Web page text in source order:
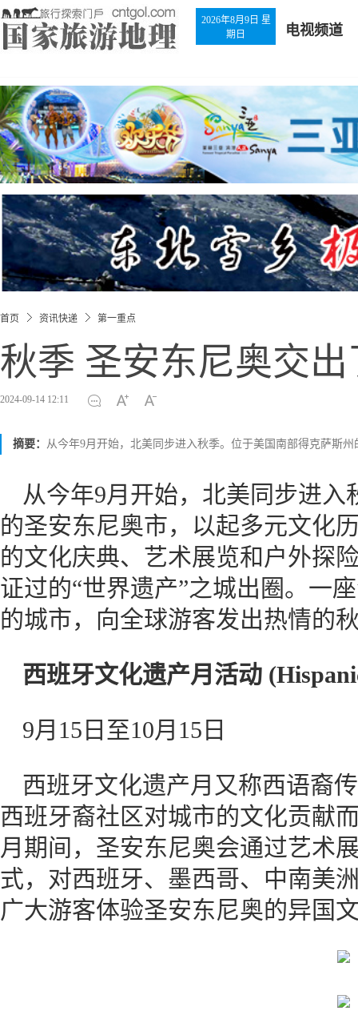
2026年8月9日 星
期日
电视频道
首页 资讯快递 第一重点
秋季 圣安东尼奥交
2024-09-14 12:11
摘要： 从今年9月开始，北美同步进入秋季。位于美国南部得克萨斯
从今年9月开始，北美同步进
的圣安东尼奥市，以起多元文化
的文化庆典、艺术展览和户外探
证过的“世界遗产”之城出圈。一
的城市，向全球游客发出热情的
西班牙文化遗产月活动 (
9月15日至10月15日
西班牙文化遗产月又称西语裔
西班牙裔社区对城市的文化贡献
月期间，圣安东尼奥会通过艺术
式，对西班牙、墨西哥、中南美
广大游客体验圣安东尼奥的异国